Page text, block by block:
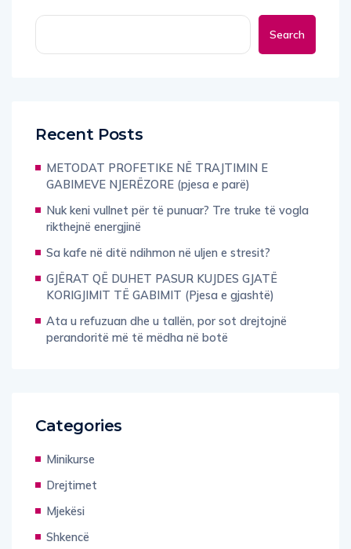
Search
Recent Posts
METODAT PROFETIKE NË TRAJTIMIN E
GABIMEVE NJERËZORE (pjesa e parë)
Nuk keni vullnet për të punuar? Tre truke të vogla
rikthejnë energjinë
Sa kafe në ditë ndihmon në uljen e stresit?
GJËRAT QË DUHET PASUR KUJDES GJATË
KORIGJIMIT TË GABIMIT (Pjesa e gjashtë)
Ata u refuzuan dhe u tallën, por sot drejtojnë
perandoritë më të mëdha në botë
Categories
Minikurse
Drejtimet
Mjekësi
Shkencë